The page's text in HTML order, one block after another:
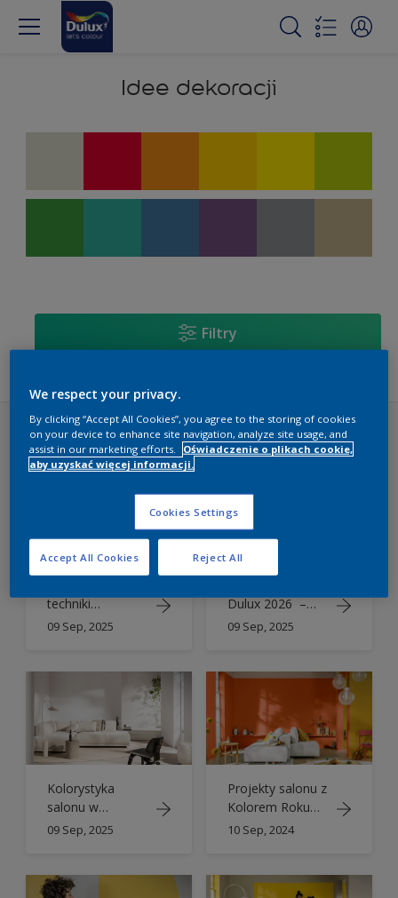
Idee dekoracji
Filtry
Inspiracje
techniki
malowania ścian:
09 Sep, 2025
Dulux 2026 –
aranżacje w
09 Sep, 2025
Kolorystyka
salonu w
odcieniach
09 Sep, 2025
Projekty salonu z
Kolorem Roku
2025 Dulux
10 Sep, 2024
We respect your privacy.
By clicking “Accept All Cookies”, you agree to the storing of cookies
on your device to enhance site navigation, analyze site usage, and
assist in our marketing efforts. Oświadczenie o plikach cookie,
aby uzyskać więcej informacji.
Cookies Settings
Reject All
Accept All Cookies